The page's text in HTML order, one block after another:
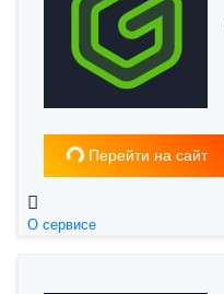
Загрузка... Перейти на сайт
О сервисе